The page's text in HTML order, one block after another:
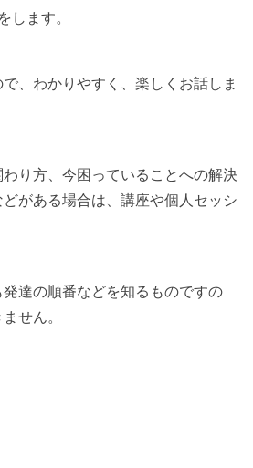
します。
、わかりやすく、楽しくお話しま
り方、今困っていることへの解決
がある場合は、講座や個人セッシ
達の順番などを知るものですの
せん。